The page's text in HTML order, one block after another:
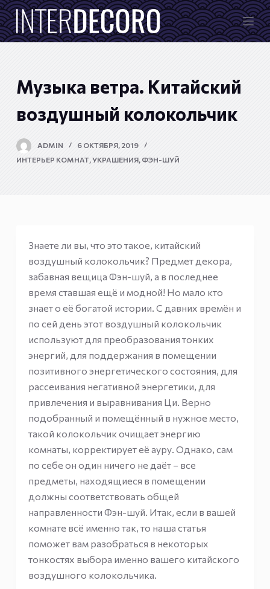
П
е
р
Музыка ветра. Китайский
воздушный колокольчик
ADMIN
6 ОКТЯБРЯ, 2019
ИНТЕРЬЕР КОМНАТ,УКРАШЕНИЯ, ФЭН-ШУЙ
Знаете ли вы, что это такое, китайский
воздушный колокольчик? Предмет декора,
забавная вещица Фэн-шуй, а в последнее
время ставшая ещё и модной! Но мало кто
знает о её богатой истории. С давних времён и
по сей день этот воздушный колокольчик
используют для преобразования тонких
энергий, для поддержания в помещении
позитивного энергетического состояния, для
рассеивания негативной энергетики, для
привлечения и выравнивания Ци. Верно
подобранный и помещённый в нужное место,
такой колокольчик очищает энергию
комнаты, корректирует её ауру. Однако, сам
по себе он один ничего не даёт – все
предметы, находящиеся в помещении
должны соответствовать общей
направленности Фэн-шуй. Итак, если в вашей
комнате всё именно так, то наша статья
поможет вам разобраться в некоторых
тонкостях выбора именно вашего китайского
воздушного колокольчика.